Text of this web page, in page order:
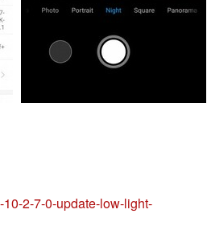
2-7-0-update-low-light-